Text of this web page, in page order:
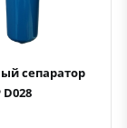
сепаратор
D028